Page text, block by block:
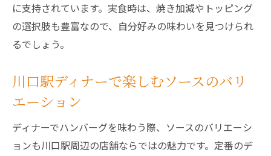
に支持されています。実食時は、焼き加減やトッピング
の選択肢も豊富なので、自分好みの味わいを見つけられ
るでしょう。
川口駅ディナーで楽しむソースのバリ
エーション
ディナーでハンバーグを味わう際、ソースのバリエーシ
ョンも川口駅周辺の店舗ならではの魅力です。定番のデ